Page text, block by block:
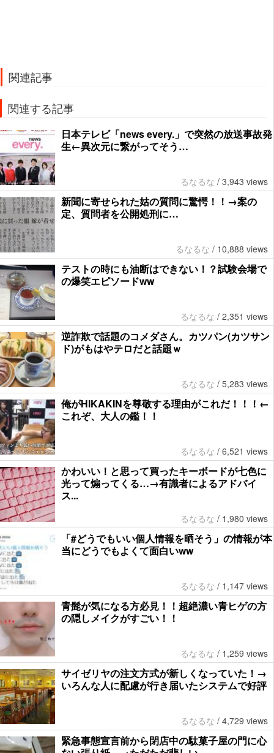
関連記事
関連する記事
日本テレビ「news every.」で突然の放送事故発
生←異次元に繋がってそう…
るなるな / 3,943 views
新聞に寄せられた姑の質問に驚愕！！→案の
定、質問者を公開処刑に…
るなるな / 10,888 views
テストの時にも油断はできない！？試験会場で
の爆笑エピソードww
るなるな / 2,351 views
逆詐欺で話題のコメダさん。カツパン(カツサン
ド)がもはやテロだと話題ｗ
るなるな / 5,283 views
俺がHIKAKINを尊敬する理由がこれだ！！！←
これぞ、大人の鑑！！
るなるな / 6,521 views
かわいい！と思って買ったキーボードが七色に
光って煽ってくる…→有識者によるアドバイ
ス...
るなるな / 1,980 views
「#どうでもいい個人情報を晒そう」の情報が本
当にどうでもよくて面白いww
るなるな / 1,147 views
青髭が気になる方必見！！超絶濃い青ヒゲの方
の隠しメイクがすごい！！
るなるな / 1,259 views
サイゼリヤの注文方式が新しくなっていた！→
いろんな人に配慮が行き届いたシステムで好評
るなるな / 4,729 views
緊急事態宣言前から閉店中の駄菓子屋の門に心